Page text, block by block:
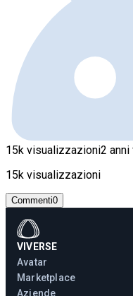
15k visualizzazioni2 anni
15k visualizzazioni
Commenti0
VIVERSE
Avatar
Marketplace
Aziende